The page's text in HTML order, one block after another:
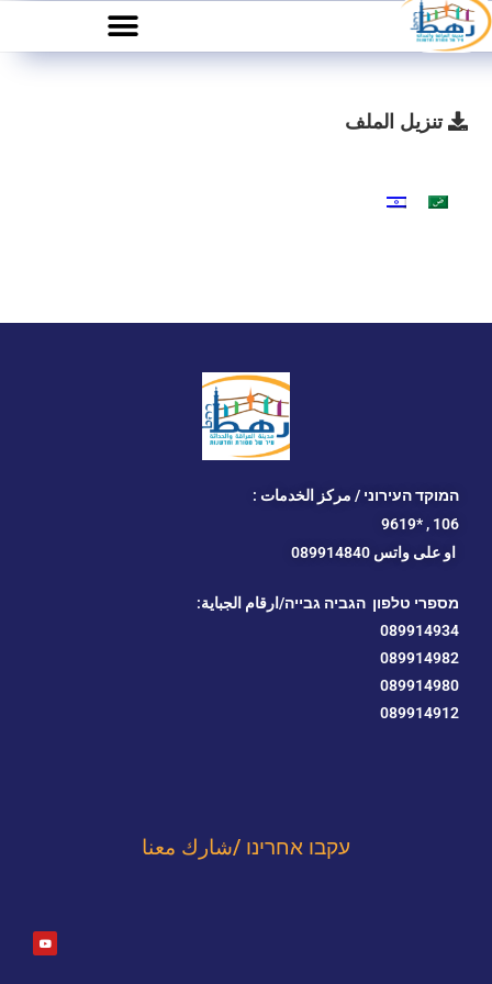
تنزيل الملف
המוקד העירוני / مركز الخدمات :
106 ,
*9619
او على واتس 089914840
מספרי טלפון הגביה גבייה/ارقام الجباية:
089914934
089914982
089914980
089914912
עקבו אחרינו /شارك معنا